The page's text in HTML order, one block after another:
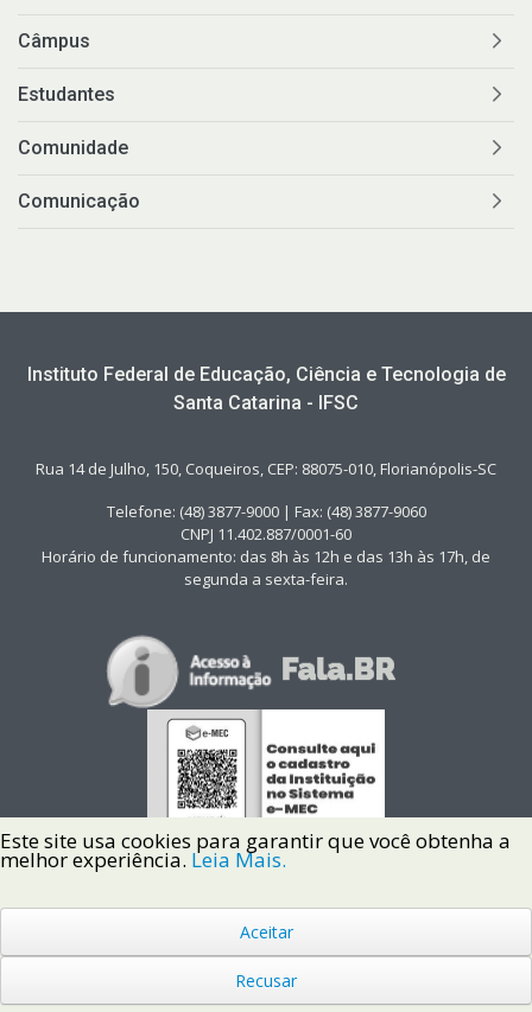
Câmpus
Estudantes
Comunidade
Comunicação
Instituto Federal de Educação, Ciência e Tecnologia de
Santa Catarina - IFSC
Rua 14 de Julho, 150, Coqueiros, CEP: 88075-010, Florianópolis-SC
Telefone: (48) 3877-9000 | Fax: (48) 3877-9060
CNPJ 11.402.887/0001-60
Horário de funcionamento: das 8h às 12h e das 13h às 17h, de
segunda a sexta-feira.
Copyright © 2022 Instituto Federal de Santa Catarina IFSC
Todos os Direitos Reservados.
Este site usa cookies para garantir que você obtenha a
melhor experiência. Leia Mais.
Aceitar
Recusar